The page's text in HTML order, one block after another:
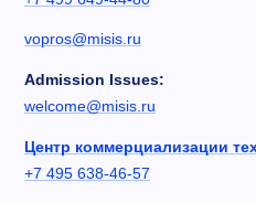
vopros@misis.ru
Admission Issues:
welcome@misis.ru
Центр коммерциализации
+7 495 638-46-57